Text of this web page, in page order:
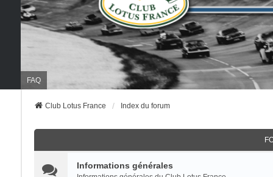
FAQ
Club Lotus France Index du forum
Informations générales